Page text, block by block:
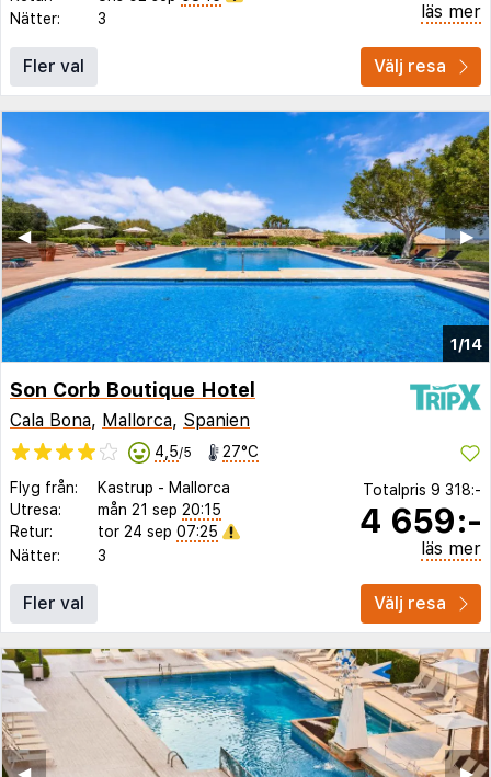
Nätter:
3 läs mer
Fler val Välj resa
1/14
▶︎
◀︎
Son Corb Boutique Hotel
Cala Bona, Mallorca, Spanien
4,5/5 27°C
Flyg från: Kastrup - Mallorca
Utresa:
mån 21 sep 20:15
Retur:
tor 24 sep 07:25
Nätter:
3
Totalpris 9 318:-
4 659:-
läs mer
Fler val Välj resa
▶︎
◀︎